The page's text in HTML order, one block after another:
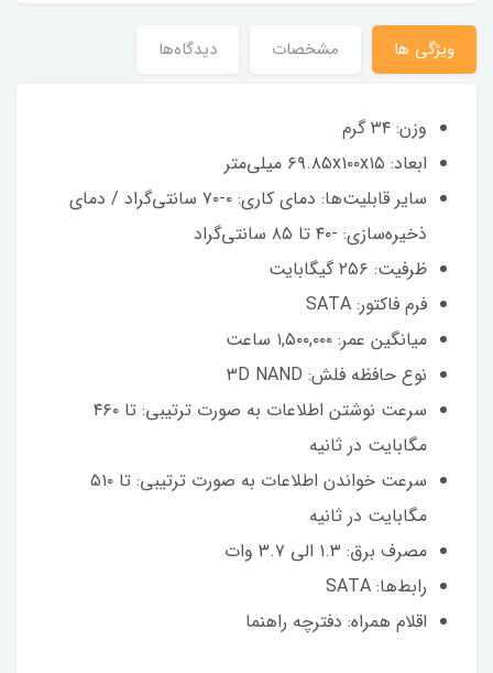
ویژگی ها مشخصات دیدگاه‌ها
وزن: ۳۴ گرم
ابعاد: ۶۹.۸۵x۱۰۰x۱۵ میلی‌متر
سایر قابلیت‌ها: دمای کاری: ۰-۷۰ سانتی‌گراد / دمای
ذخیره‌سازی: -۴۰ تا ۸۵ سانتی‌گراد
ظرفیت: ۲۵۶ گیگابایت
فرم فاکتور: SATA
میانگین عمر: ۱,۵۰۰,۰۰۰ ساعت
نوع حافظه فلش: ۳D NAND
سرعت نوشتن اطلاعات به صورت ترتیبی: تا ۴۶۰
مگابایت در ثانیه
سرعت خواندن اطلاعات به صورت ترتیبی: تا ۵۱۰
مگابایت در ثانیه
مصرف برق: ۱.۳ الی ۳.۷ وات
رابط‌ها: SATA
اقلام همراه: دفترچه‌ راهنما